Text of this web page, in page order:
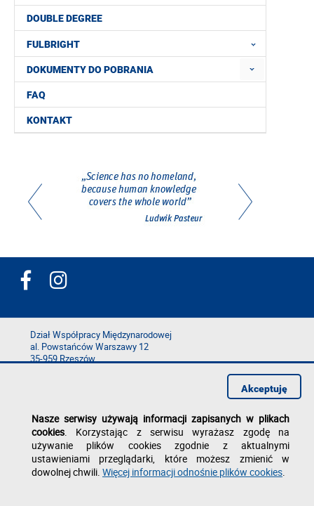
DOUBLE DEGREE
FULBRIGHT
DOKUMENTY DO POBRANIA
FAQ
KONTAKT
Dział Współpracy Międzynarodowej
al. Powstańców Warszawy 12
35-959 Rzeszów
Deklaracja dostępności
Polityka prywatności
Zgłoś błąd na stronie
Nasze serwisy używają informacji zapisanych w plikach
cookies. Korzystając z serwisu wyrażasz zgodę na
używanie plików cookies zgodnie z aktualnymi
ustawieniami przeglądarki, które możesz zmienić w
dowolnej chwili. Więcej informacji odnośnie plików cookies.
Akceptuję